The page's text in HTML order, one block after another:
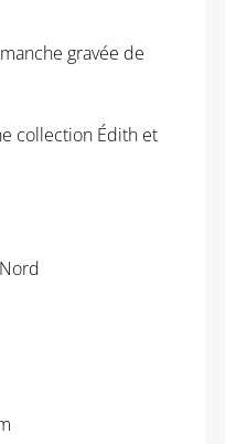
gravée de
collection Édith et